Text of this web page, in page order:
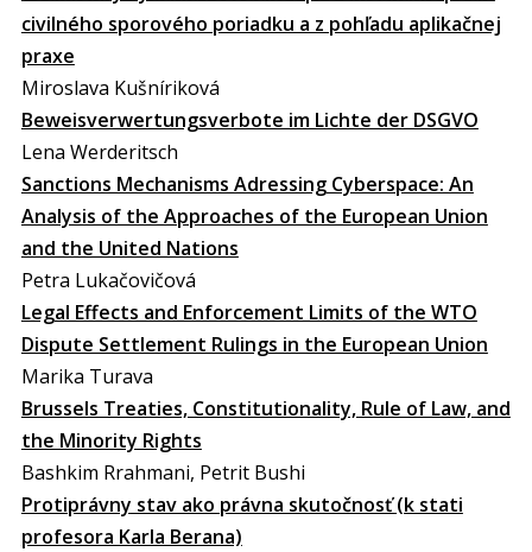
civilného sporového poriadku a z pohľadu aplikačnej
praxe
Miroslava Kušníriková
Beweisverwertungsverbote im Lichte der DSGVO
Lena Werderitsch
Sanctions Mechanisms Adressing Cyberspace: An
Analysis of the Approaches of the European Union
and the United Nations
Petra Lukačovičová
Legal Effects and Enforcement Limits of the WTO
Dispute Settlement Rulings in the European Union
Marika Turava
Brussels Treaties, Constitutionality, Rule of Law, and
the Minority Rights
Bashkim Rrahmani, Petrit Bushi
Protiprávny stav ako právna skutočnosť (k stati
profesora Karla Berana)